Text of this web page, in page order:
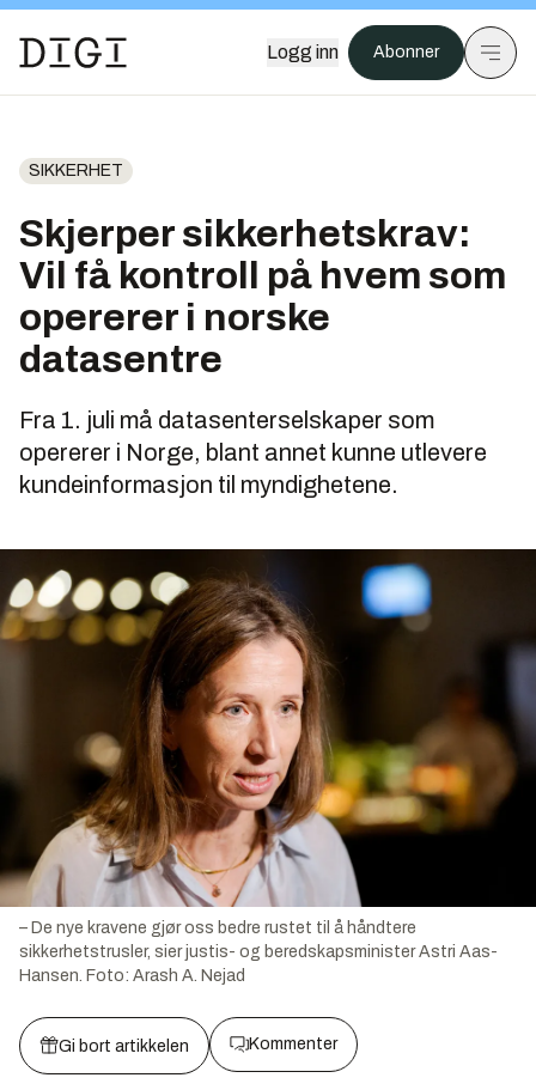
Logg inn Abonner
SIKKERHET
Skjerper sikkerhetskrav:
Vil få kontroll på hvem som
opererer i norske
datasentre
Fra 1. juli må datasenterselskaper som
opererer i Norge, blant annet kunne utlevere
kundeinformasjon til myndighetene.
– De nye kravene gjør oss bedre rustet til å håndtere
sikkerhetstrusler, sier justis- og beredskapsminister Astri Aas-
Hansen. Foto: Arash A. Nejad
Gi bort artikkelen Kommenter